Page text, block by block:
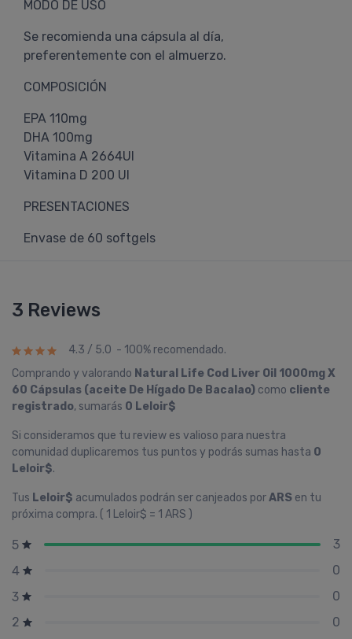
MODO DE USO
Se recomienda una cápsula al día,
preferentemente con el almuerzo.
COMPOSICIÓN
EPA 110mg
DHA 100mg
Vitamina A 2664UI
Vitamina D 200 UI
PRESENTACIONES
Envase de 60 softgels
3 Reviews
4.3 / 5.0 - 100% recomendado.
Comprando y valorando Natural Life Cod Liver Oil 1000mg X
60 Cápsulas (aceite De Hí­gado De Bacalao) como cliente
registrado, sumarás 0 Leloir$
Si consideramos que tu review es valioso para nuestra
comunidad duplicaremos tus puntos y podrás sumas hasta 0
Leloir$.
Tus Leloir$ acumulados podrán ser canjeados porARS en tu
próxima compra. ( 1 Leloir$ = 1 ARS )
5
3
4
0
3
0
2
0